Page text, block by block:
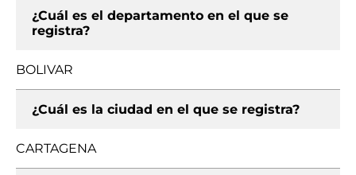
¿Cuál es el departamento en el que se
registra?
BOLIVAR
¿Cuál es la ciudad en el que se registra?
CARTAGENA